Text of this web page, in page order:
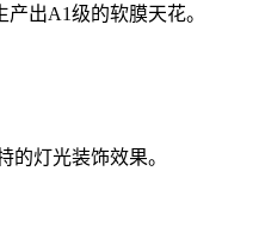
出A1级的软膜天花。
灯光装饰效果。